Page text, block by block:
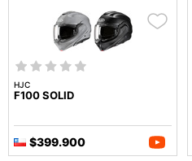
HJC
F100 SOLID
$399.900